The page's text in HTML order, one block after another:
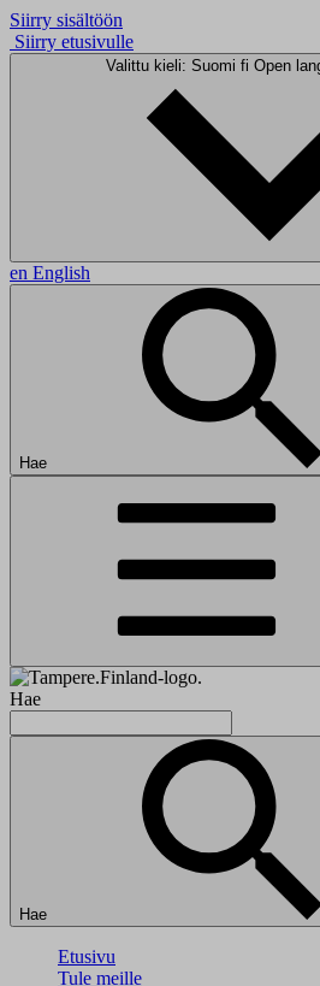
Siirry sisältöön
Siirry etusivulle
Valittu kieli: Suomi fi Open
en English
Hae
Hae
Hae
Etusivu
Tule meille